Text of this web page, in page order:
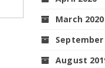
March 2020
September
August